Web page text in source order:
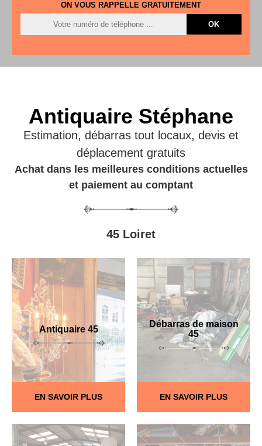
ON VOUS RAPPELLE GRATUITEMENT
Antiquaire Stéphane
Estimation, débarras tout locaux, devis et
déplacement gratuits
Achat dans les meilleures conditions actuelles
et paiement au comptant
45 Loiret
Antiquaire 45
EN SAVOIR PLUS
Débarras de maison
45
EN SAVOIR PLUS